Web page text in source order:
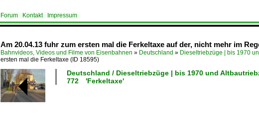
Forum Kontakt Impressum
Am 20.04.13 fuhr zum ersten mal die Ferkeltaxe auf der, nicht mehr im
Bahnvideos, Videos und Filme von Eisenbahnen » Deutschland » Dieseltriebzüge | bis 1970
ersten mal die Ferkeltaxe (ID 18595)
Deutschland / Dieseltriebzüge | bis 1970 und
772 'Ferkeltaxe'